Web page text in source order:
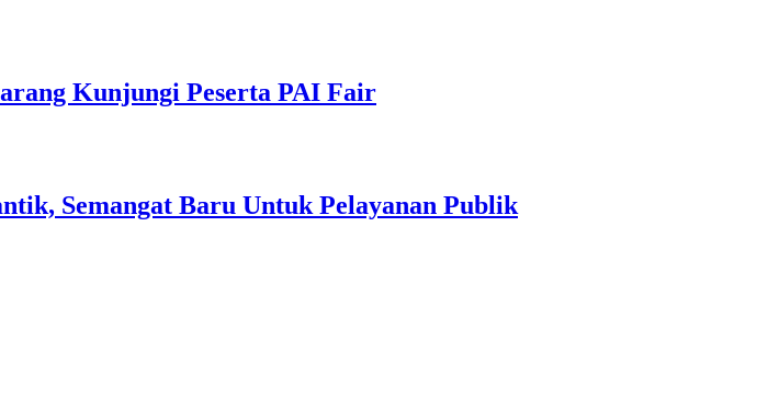
Kunjungi Peserta PAI Fair
Semangat Baru Untuk Pelayanan Publik